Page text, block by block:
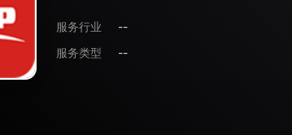
服务行业
--
服务类型
--